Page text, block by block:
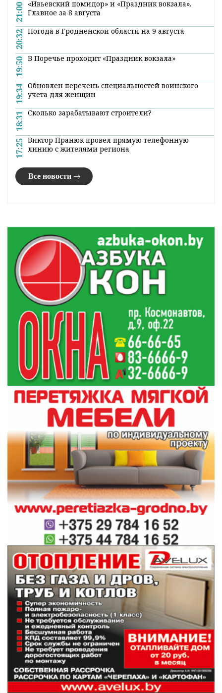
Гродно и области в нашемTelegram-
канале
. Подписывайтесь по ссылке!
#лес
Служба информации "ГП"
Поделиться:
Лентановостей
21:00 «Ивьевский помидор» и «Праздник вокзала».
Главное за 8 августа
19:50
19:34 Обновлен перечень специальностей воинского
учета для женщин
18:31 Сколько зарабатывают строители?
17:25 Виктор Пранюк провел прямую телефонную
линию с жителями региона
Все новости